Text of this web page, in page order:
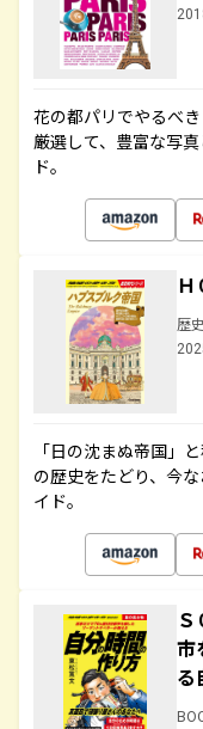
花の都パリでやるべ
厳選して、豊富な写
ド。
歴
「日の沈まぬ帝国」
の歴史をたどり、今
イド。
市
る